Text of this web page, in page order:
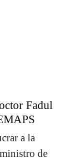
Fadul
a la
de